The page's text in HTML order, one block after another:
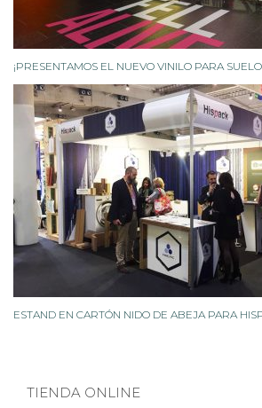
¡PRESENTAMOS EL NUEVO VINILO PARA
ESTAND EN CARTÓN NIDO DE ABEJA PARA
TIENDA ONLINE